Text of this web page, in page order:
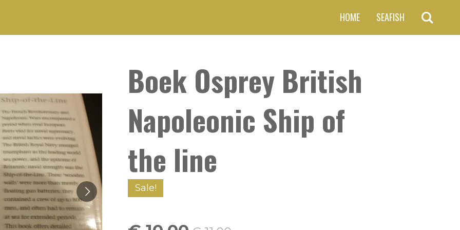
HOME SEAFISH
Boek Osprey British
Napoleonic Ship of
the line
Sale!